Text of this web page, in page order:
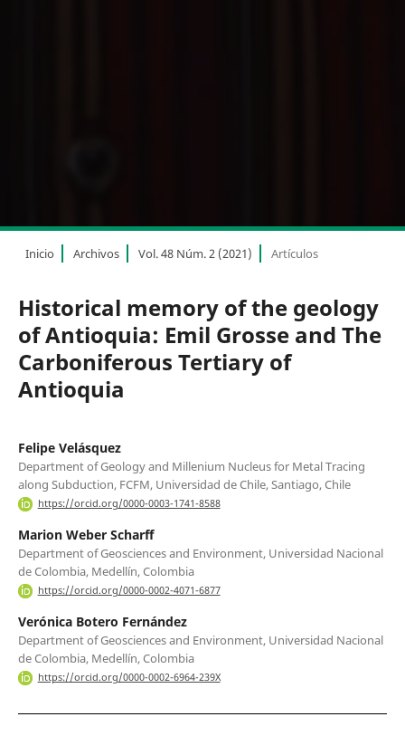
Inicio Archivos Vol. 48 Núm. 2 (2021) Artículos
Historical memory of the geology
of Antioquia: Emil Grosse and The
Carboniferous Tertiary of
Antioquia
Felipe Velásquez
Department of Geology and Millenium Nucleus for Metal Tracing
along Subduction, FCFM, Universidad de Chile, Santiago, Chile
https://orcid.org/0000-0003-1741-8588
Marion Weber Scharff
Department of Geosciences and Environment, Universidad Nacional
de Colombia, Medellín, Colombia
https://orcid.org/0000-0002-4071-6877
Verónica Botero Fernández
Department of Geosciences and Environment, Universidad Nacional
de Colombia, Medellín, Colombia
https://orcid.org/0000-0002-6964-239X